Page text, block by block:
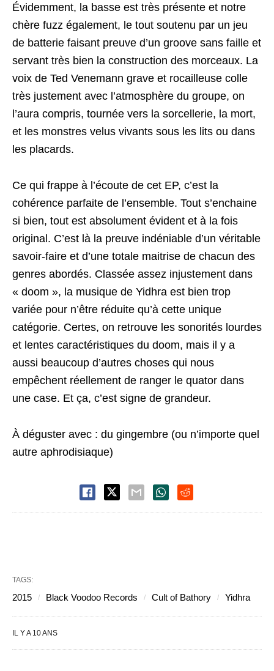
Évidemment, la basse est très présente et notre
chère fuzz également, le tout soutenu par un jeu
de batterie faisant preuve d’un groove sans faille et
servant très bien la construction des morceaux. La
voix de Ted Venemann grave et rocailleuse colle
très justement avec l’atmosphère du groupe, on
l’aura compris, tournée vers la sorcellerie, la mort,
et les monstres velus vivants sous les lits ou dans
les placards.
Ce qui frappe à l’écoute de cet EP, c’est la
cohérence parfaite de l’ensemble. Tout s’enchaine
si bien, tout est absolument évident et à la fois
original. C’est là la preuve indéniable d’un véritable
savoir-faire et d’une totale maitrise de chacun des
genres abordés. Classée assez injustement dans
« doom », la musique de Yidhra est bien trop
variée pour n’être réduite qu’à cette unique
catégorie. Certes, on retrouve les sonorités lourdes
et lentes caractéristiques du doom, mais il y a
aussi beaucoup d’autres choses qui nous
empêchent réellement de ranger le quator dans
une case. Et ça, c’est signe de grandeur.
À déguster avec : du gingembre (ou n’importe quel
autre aphrodisiaque)
TAGS:
2015 Black Voodoo Records Cult of Bathory Yidhra
IL Y A 10 ANS